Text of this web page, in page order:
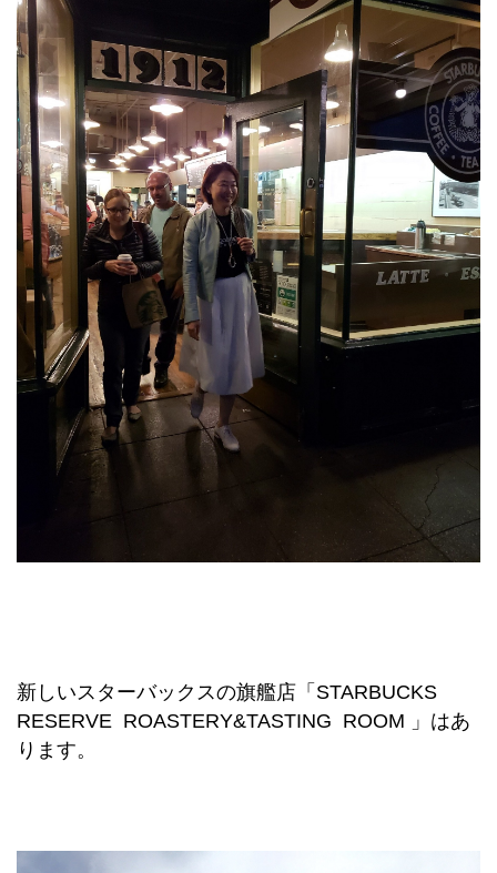
新しいスターバックスの旗艦店「STARBUCKS
RESERVE ROASTERY&TASTING ROOM 」はあ
ります。